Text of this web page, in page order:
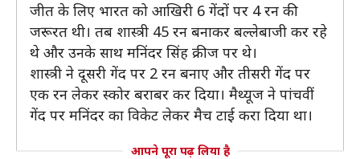
जीत के लिए भारत को आखिरी 6 गेंदों पर 4 रन की
जरूरत थी। तब शास्त्री 45 रन बनाकर बल्लेबाजी कर रहे
थे और उनके साथ मनिंदर सिंह क्रीज पर थे।
शास्त्री ने दूसरी गेंद पर 2 रन बनाए और तीसरी गेंद पर
एक रन लेकर स्कोर बराबर कर दिया। मैथ्यूज ने पांचवीं
गेंद पर मनिंदर का विकेट लेकर मैच टाई करा दिया था।
आपने पूरा पढ़ लिया है